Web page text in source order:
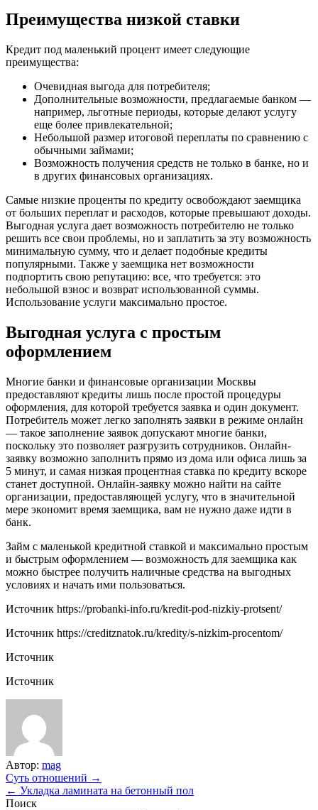
Преимущества низкой ставки
Кредит под маленький процент имеет следующие
преимущества:
Очевидная выгода для потребителя;
Дополнительные возможности, предлагаемые банком —
например, льготные периоды, которые делают услугу
еще более привлекательной;
Небольшой размер итоговой переплаты по сравнению с
обычными займами;
Возможность получения средств не только в банке, но и
в других финансовых организациях.
Самые низкие проценты по кредиту освобождают заемщика
от больших переплат и расходов, которые превышают доходы.
Выгодная услуга дает возможность потребителю не только
решить все свои проблемы, но и заплатить за эту возможность
минимальную сумму, что и делает подобные кредиты
популярными. Также у заемщика нет возможности
подпортить свою репутацию: все, что требуется: это
небольшой взнос и возврат использованной суммы.
Использование услуги максимально простое.
Выгодная услуга с простым
оформлением
Многие банки и финансовые организации Москвы
предоставляют кредиты лишь после простой процедуры
оформления, для которой требуется заявка и один документ.
Потребитель может легко заполнять заявки в режиме онлайн
— такое заполнение заявок допускают многие банки,
поскольку это позволяет разгрузить сотрудников. Онлайн-
заявку возможно заполнить прямо из дома или офиса лишь за
5 минут, и самая низкая процентная ставка по кредиту вскоре
станет доступной. Онлайн-заявку можно найти на сайте
организации, предоставляющей услугу, что в значительной
мере экономит время заемщика, вам не нужно даже идти в
банк.
Займ с маленькой кредитной ставкой и максимально простым
и быстрым оформлением — возможность для заемщика как
можно быстрее получить наличные средства на выгодных
условиях и начать ими пользоваться.
Источник https://probanki-info.ru/kredit-pod-nizkiy-protsent/
Источник https://creditznatok.ru/kredity/s-nizkim-procentom/
Источник
Источник
Автор: mag
Навигация
по
Суть отношений →
← Укладка ламината на бетонный пол
Поиск